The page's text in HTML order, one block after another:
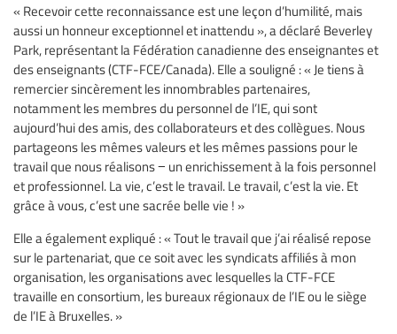
« Recevoir cette reconnaissance est une leçon d’humilité, mais
aussi un honneur exceptionnel et inattendu », a déclaré Beverley
Park, représentant la Fédération canadienne des enseignantes et
des enseignants (CTF-FCE/Canada). Elle a souligné : « Je tiens à
remercier sincèrement les innombrables partenaires,
notamment les membres du personnel de l’IE, qui sont
aujourd’hui des amis, des collaborateurs et des collègues. Nous
partageons les mêmes valeurs et les mêmes passions pour le
travail que nous réalisons − un enrichissement à la fois personnel
et professionnel. La vie, c’est le travail. Le travail, c’est la vie. Et
grâce à vous, c’est une sacrée belle vie ! »
Elle a également expliqué : « Tout le travail que j’ai réalisé repose
sur le partenariat, que ce soit avec les syndicats affiliés à mon
organisation, les organisations avec lesquelles la CTF-FCE
travaille en consortium, les bureaux régionaux de l’IE ou le siège
de l’IE à Bruxelles. »